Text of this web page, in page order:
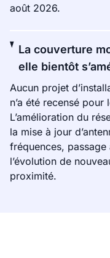
août 2026.
La couverture
elle bientôt
Aucun projet
n’a été recensé
L’amélioration du
la mise à jour
fréquences,
l’évolution de
proximité.